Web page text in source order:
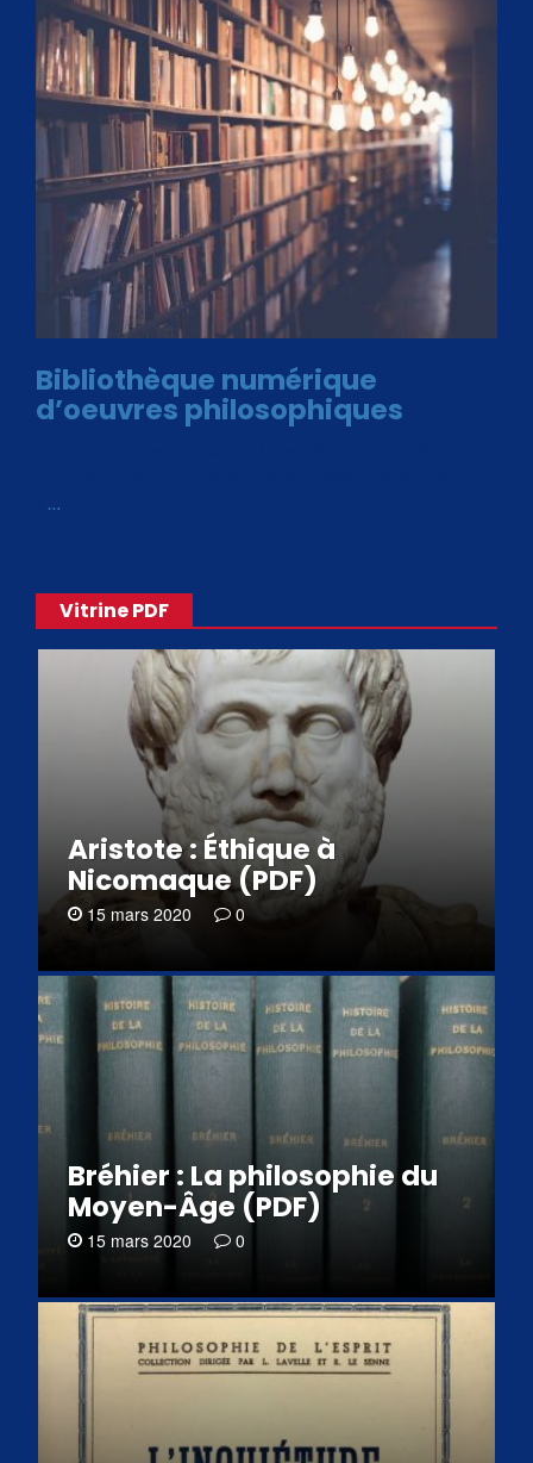
Bibliothèque numérique
d’oeuvres philosophiques
…
Vitrine PDF
Aristote : Éthique à
Nicomaque (PDF)
15 mars 2020 0
Bréhier : La philosophie du
Moyen-Âge (PDF)
15 mars 2020 0